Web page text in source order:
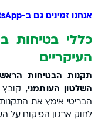
אנחנו זמינים גם ב-WhatsApp >>
כללי בטיחות
העיקריים
תקנות הבטיחות
השלטון העותמני,
לחוק ארגון הפיקוח על